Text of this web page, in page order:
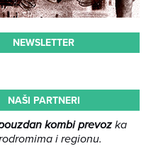
NEWSLETTER
NAŠI PARTNERI
kombi prevozka
i regionu.